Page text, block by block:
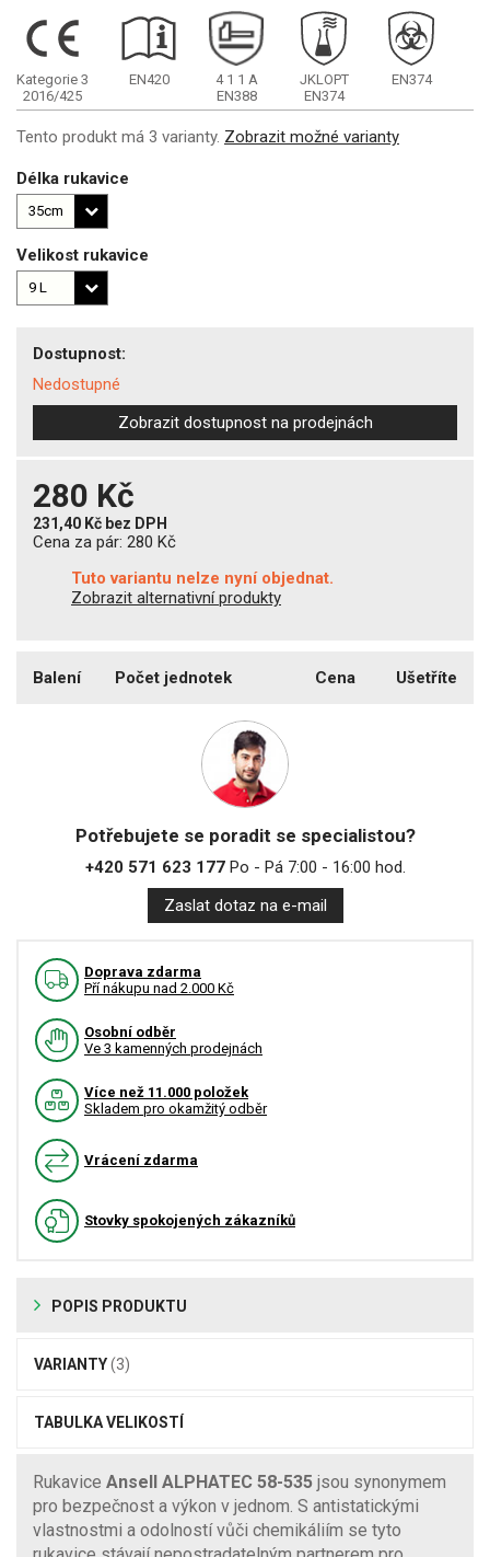
Kategorie 3
2016/425
EN420 4 1 1 A
EN388
JKLOPT
EN374
EN374
Tento produkt má 3 varianty. Zobrazit možné varianty
Délka rukavice
Velikost rukavice
Dostupnost:
Nedostupné
Zobrazit dostupnost na prodejnách
280 Kč
231,40 Kč bez DPH
Cena za pár: 280 Kč
Tuto variantu nelze nyní objednat.
Zobrazit alternativní produkty
Balení Počet jednotek Cena Ušetříte
Potřebujete se poradit se specialistou?
+420 571 623 177Po - Pá 7:00 - 16:00 hod.
Zaslat dotaz na e-mail
Doprava zdarma
Pří nákupu nad 2.000 Kč
Osobní odběr
Ve 3 kamenných prodejnách
Více než 11.000 položek
Skladem pro okamžitý odběr
Vrácení zdarma
Stovky spokojených zákazníků
POPIS PRODUKTU
VARIANTY(3)
TABULKA VELIKOSTÍ
Rukavice Ansell ALPHATEC 58-535 jsou synonymem
pro bezpečnost a výkon v jednom. S antistatickými
vlastnostmi a odolností vůči chemikáliím se tyto